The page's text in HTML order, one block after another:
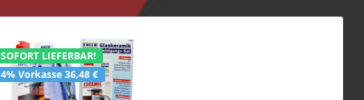
SOFORT LIEFERBAR!
4% Vorkasse 36,48 €